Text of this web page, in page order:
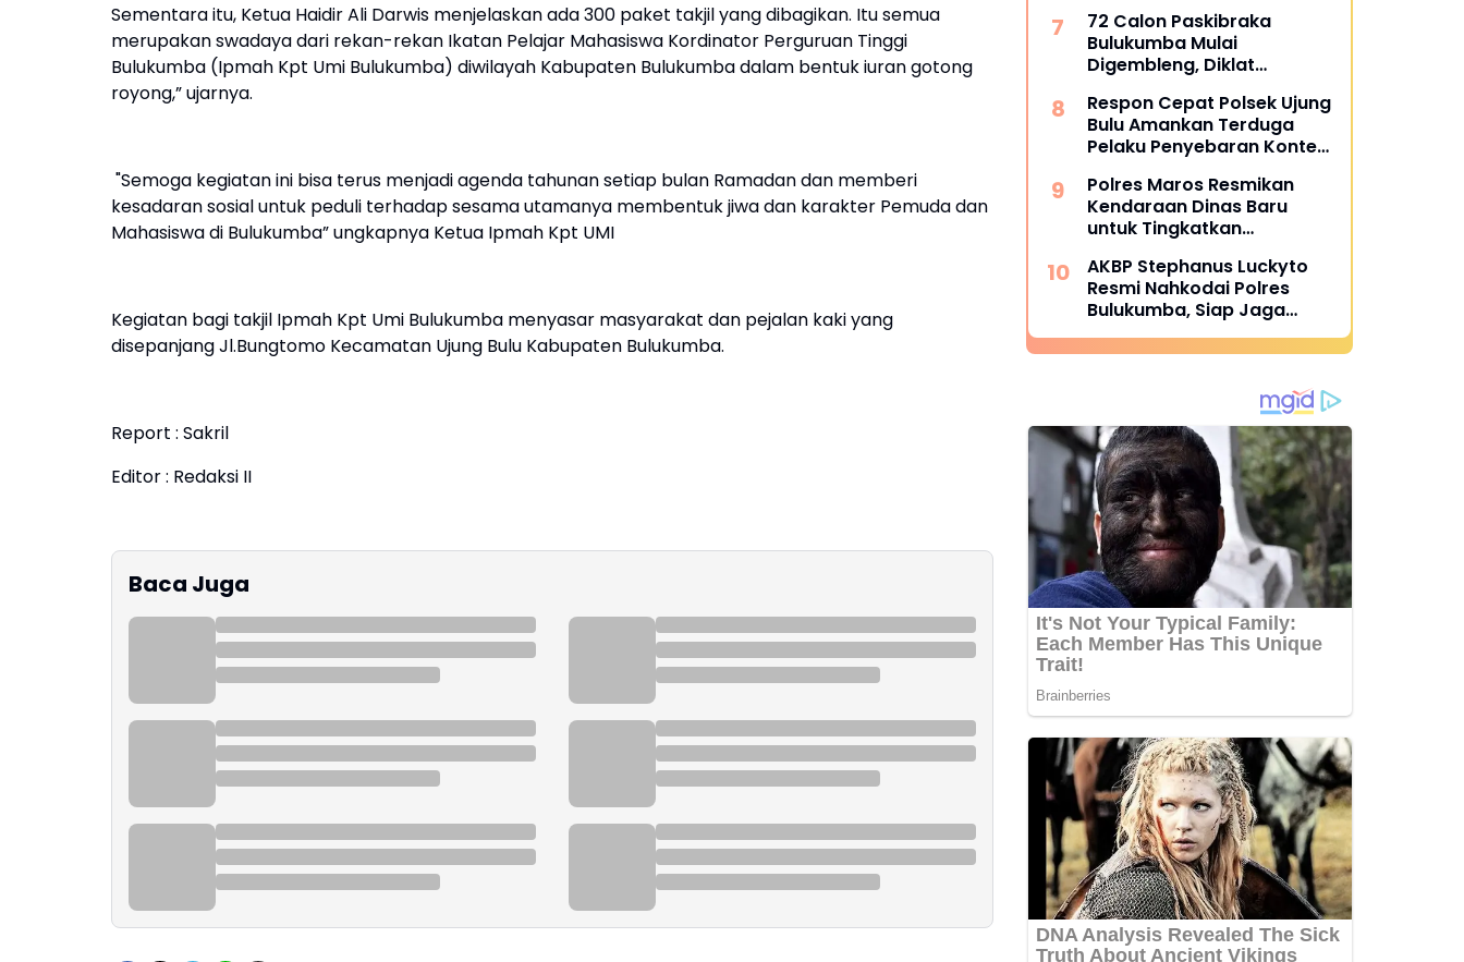
Sementara itu, Ketua Haidir Ali Darwis menjelaskan ada 300 paket takjil yang dibagikan. Itu semua
merupakan swadaya dari rekan-rekan Ikatan Pelajar Mahasiswa Kordinator Perguruan Tinggi
Bulukumba (Ipmah Kpt Umi Bulukumba) diwilayah Kabupaten Bulukumba dalam bentuk iuran gotong
royong,” ujarnya.
"Semoga kegiatan ini bisa terus menjadi agenda tahunan setiap bulan Ramadan dan memberi
kesadaran sosial untuk peduli terhadap sesama utamanya membentuk jiwa dan karakter Pemuda dan
Mahasiswa di Bulukumba” ungkapnya Ketua Ipmah Kpt UMI
Kegiatan bagi takjil Ipmah Kpt Umi Bulukumba menyasar masyarakat dan pejalan kaki yang
disepanjang Jl.Bungtomo Kecamatan Ujung Bulu Kabupaten Bulukumba.
Report : Sakril
Editor : Redaksi II
Baca Juga
72 Calon Paskibraka
Bulukumba Mulai
Digembleng, Diklat
Respon Cepat Polsek Ujung
Bulu Amankan Terduga
Pelaku Penyebaran Konten
Polres Maros Resmikan
Kendaraan Dinas Baru
untuk Tingkatkan
AKBP Stephanus Luckyto
Resmi Nahkodai Polres
Bulukumba, Siap Jaga
Kondusivitas Wilayah